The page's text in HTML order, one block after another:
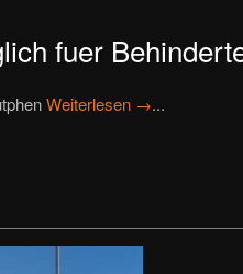
fuer
Weiterlesen →...